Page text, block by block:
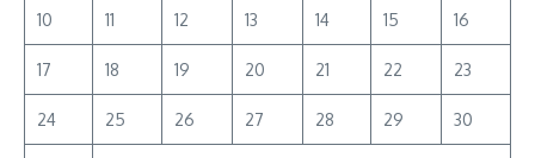
10 11 12 13 14 15 16
17 18 19 20 21 22 23
24 25 26 27 28 29 30